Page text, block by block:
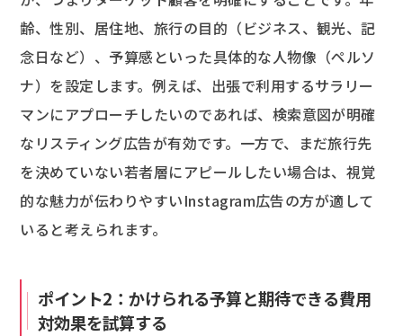
齢、性別、居住地、旅行の目的（ビジネス、観光、記
念日など）、予算感といった具体的な人物像（ペルソ
ナ）を設定します。例えば、出張で利用するサラリー
マンにアプローチしたいのであれば、検索意図が明確
なリスティング広告が有効です。一方で、まだ旅行先
を決めていない若者層にアピールしたい場合は、視覚
的な魅力が伝わりやすいInstagram広告の方が適して
いると考えられます。
ポイント2：かけられる予算と期待できる費用
対効果を試算する